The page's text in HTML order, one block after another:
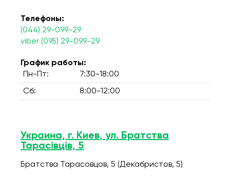
Телефоны:
(044) 29-099-29
viber (095) 29-099-29
График работы:
Пн-Пт:
7:30-18:00
Сб: 8:00-12:00
Украина, г. Киев, ул. Братства
Тарасівців, 5
Братства Тарасовцов, 5 (Декабристов, 5)